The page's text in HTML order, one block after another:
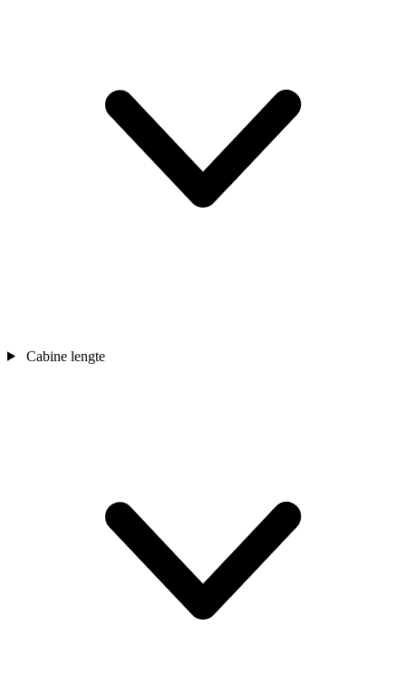
Cabine lengte